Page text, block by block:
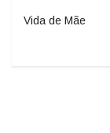
Vida de Mãe